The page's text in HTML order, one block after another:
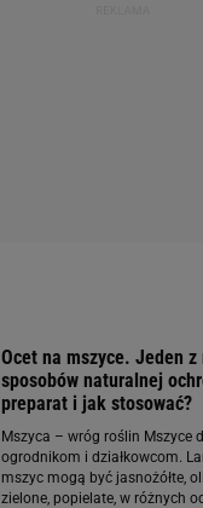
Ocet na mszyce. Jeden
sposobów naturalnej
preparat i jak stosować?
Mszyca – wróg roślin Mszyce
ogrodnikom i działkowcom.
mszyc mogą być jasnożółte,
zielone, popielate, w różnych